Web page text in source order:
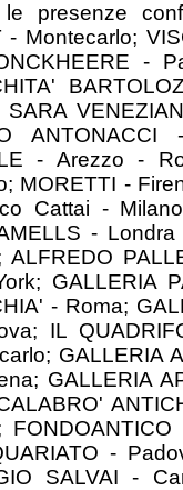
presenze
- Montecarlo;
-
SARA
- Arezzo -
MORETTI -
Cattai -
-
ALFREDO
GALLERIA
- Roma;
IL
GALLERIA
GALLERIA
-
SALVAI -